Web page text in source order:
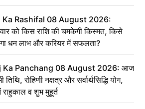
Ka Rashifal 08 August 2026:
को किस राशि की चमकेगी किस्मत, किसे
धन लाभ और करियर में सफलता?
Ka Panchang 08 August 2026: आज
तिथि, रोहिणी नक्षत्र और सर्वार्थसिद्धि योग,
राहुकाल व शुभ मुहूर्त